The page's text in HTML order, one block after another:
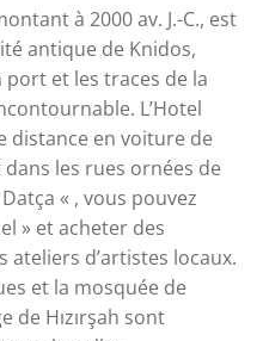
à 2000 av. J.-C., est
antique de Knidos,
et les traces de la
L’Hotel
distance en voiture de
les rues ornées de
« , vous pouvez
» et acheter des
d’artistes locaux.
et la mosquée de
de Hızırşah sont